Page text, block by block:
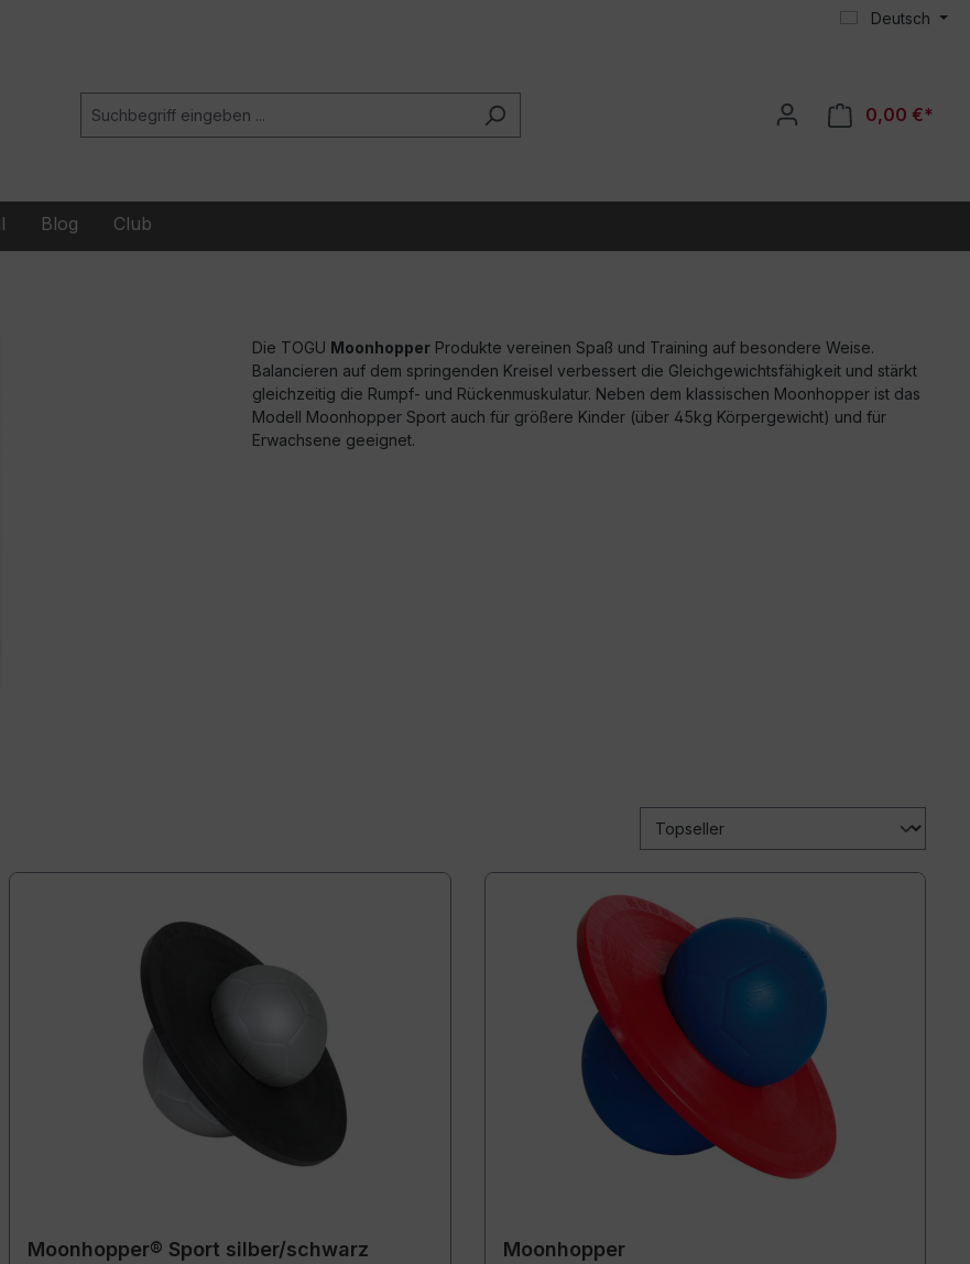
Deutsch
0,00 €*
Blog Club
Die TOGU Moonhopper Produkte vereinen Spaß und Training auf besondere Weise.
Balancieren auf dem springenden Kreisel verbessert die Gleichgewichtsfähigkeit und stärkt
gleichzeitig die Rumpf- und Rückenmuskulatur. Neben dem klassischen Moonhopper ist das
Modell Moonhopper Sport auch für größere Kinder (über 45kg Körpergewicht) und für
Erwachsene geeignet.
Moonhopper® Sport silber/schwarz Moonhopper